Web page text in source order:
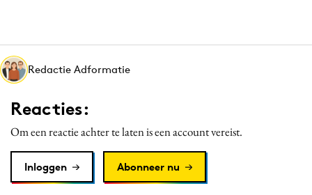
Martech
Media
Merkstrategie
PR
Programmatic
Reputatie & crisis
Redactie Adformatie
Reacties:
Om een reactie achter te laten is een account vereist.
Inloggen Abonneer nu